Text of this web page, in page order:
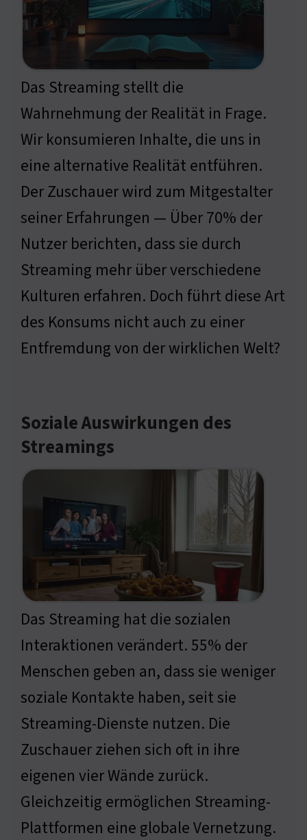
Das Streaming stellt die
Wahrnehmung der Realität in Frage.
Wir konsumieren Inhalte, die uns in
eine alternative Realität entführen.
Der Zuschauer wird zum Mitgestalter
seiner Erfahrungen — Über 70% der
Nutzer berichten, dass sie durch
Streaming mehr über verschiedene
Kulturen erfahren. Doch führt diese Art
des Konsums nicht auch zu einer
Entfremdung von der wirklichen Welt?
Soziale Auswirkungen des
Streamings
Das Streaming hat die sozialen
Interaktionen verändert. 55% der
Menschen geben an, dass sie weniger
soziale Kontakte haben, seit sie
Streaming-Dienste nutzen. Die
Zuschauer ziehen sich oft in ihre
eigenen vier Wände zurück.
Gleichzeitig ermöglichen Streaming-
Plattformen eine globale Vernetzung.